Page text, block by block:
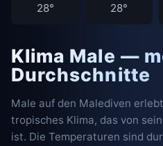
28° 28°
Klima Male —
Durchschnitte
Male auf den Malediven
tropisches Klima, das von
ist. Die Temperaturen sind